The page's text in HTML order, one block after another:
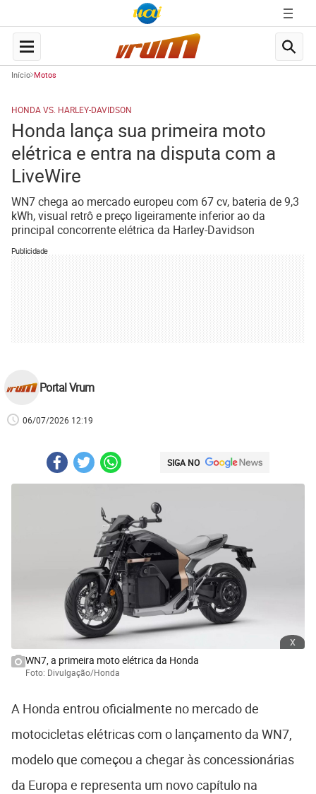
Início Motos
HONDA VS. HARLEY-DAVIDSON
Honda lança sua primeira moto
elétrica e entra na disputa com a
LiveWire
WN7 chega ao mercado europeu com 67 cv, bateria de 9,3
kWh, visual retrô e preço ligeiramente inferior ao da
principal concorrente elétrica da Harley-Davidson
Publicidade
Portal Vrum
06/07/2026 12:19
SIGA NO
x
WN7, a primeira moto elétrica da Honda
Foto: Divulgação/Honda
A Honda entrou oficialmente no mercado de
motocicletas elétricas com o lançamento da WN7,
modelo que começou a chegar às concessionárias
da Europa e representa um novo capítulo na